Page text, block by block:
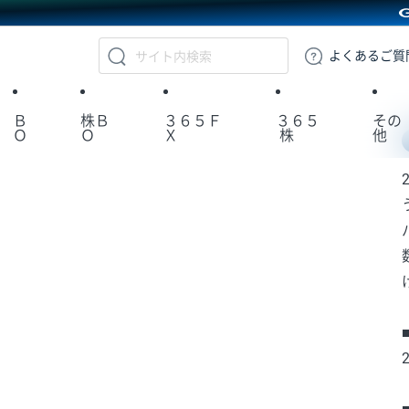
GMOクリック証券
よくある ご質
Ｂ
Ｏ
株Ｂ
Ｏ
３６５Ｆ
Ｘ
３６５
株
その
他